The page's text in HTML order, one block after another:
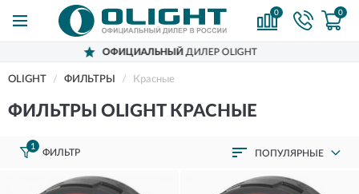
0 0
ОФИЦИАЛЬНЫЙДИЛЕР OLIGHT
OLIGHT ФИЛЬТРЫ Красные
ФИЛЬТРЫ OLIGHT КРАСНЫЕ
1
ФИЛЬТР ПОПУЛЯРНЫЕ